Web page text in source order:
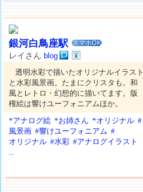
銀河白鳥座駅 スマホOK
レイさんblog
透明水彩で描いたオリジナルイラスト
と水彩風景画。たまにクリスタも。和
風とレトロ・幻想的に描いてます。版
権絵は響けユーフォニアムほか。
*アナログ絵 *お姉さん *オリジナル #
風景画 #響けユーフォニアム #
オリジナル #水彩 #アナログイラスト
...